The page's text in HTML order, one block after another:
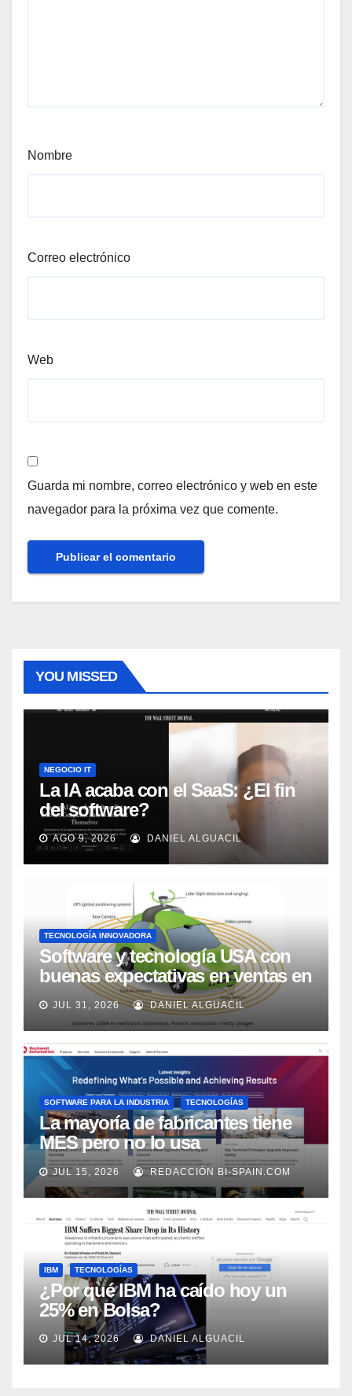
Nombre
Correo electrónico
Web
Guarda mi nombre, correo electrónico y web en este
navegador para la próxima vez que comente.
YOU MISSED
NEGOCIO IT
La IA acaba con el SaaS: ¿El fin
del software?
AGO 9, 2026 DANIEL ALGUACIL
TECNOLOGÍA INNOVADORA
Software y tecnología USA con
buenas expectativas en ventas en
los próximos 2 años, según
Market Watch
JUL 31, 2026 DANIEL ALGUACIL
SOFTWARE PARA LA INDUSTRIA TECNOLOGÍAS
La mayoría de fabricantes tiene
MES pero no lo usa
adecuadamente, según Rockwell
Automation
JUL 15, 2026 REDACCIÓN BI-SPAIN.COM
IBM TECNOLOGÍAS
¿Por qué IBM ha caído hoy un
25% en Bolsa?
JUL 14, 2026 DANIEL ALGUACIL